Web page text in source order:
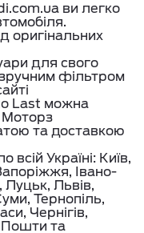
ви легко
оригінальних
для свого
фільтром
Last можна
Моторз
та доставкою
Україні: Київ,
Івано-
Львів,
Тернопіль,
Чернігів,
Пошти та